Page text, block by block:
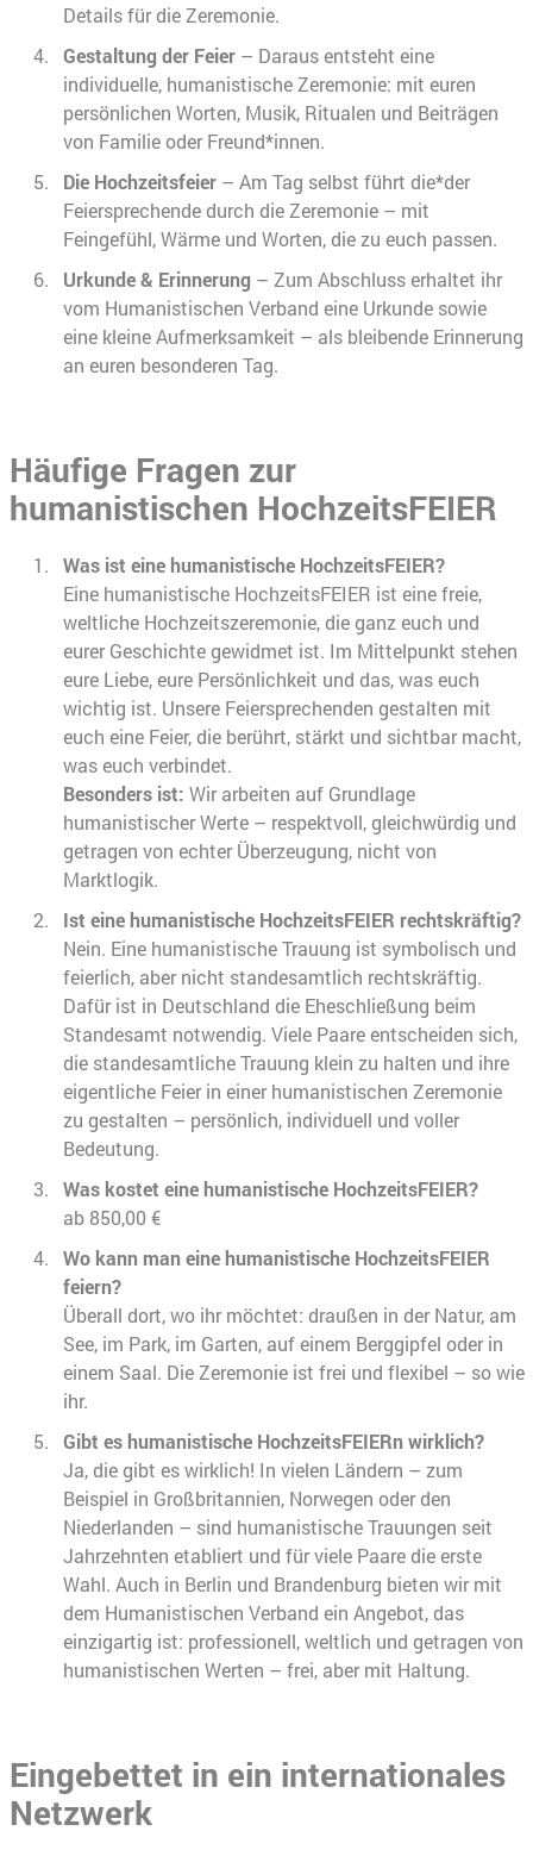
Details für die Zeremonie.
Gestaltung der Feier– Daraus entsteht eine
individuelle, humanistische Zeremonie: mit euren
persönlichen Worten, Musik, Ritualen und Beiträgen
von Familie oder Freund*innen.
Die Hochzeitsfeier– Am Tag selbst führt die*der
Feiersprechende durch die Zeremonie – mit
Feingefühl, Wärme und Worten, die zu euch passen.
Urkunde & Erinnerung – Zum Abschluss erhaltet ihr
vom Humanistischen Verband eine Urkunde sowie
eine kleine Aufmerksamkeit – als bleibende Erinnerung
an euren besonderen Tag.
Häufige Fragen zur
humanistischen HochzeitsFEIER
Was ist eine humanistische HochzeitsFEIER?
Eine humanistische HochzeitsFEIER ist eine freie,
weltliche Hochzeitszeremonie, die ganz euch und
eurer Geschichte gewidmet ist. Im Mittelpunkt stehen
eure Liebe, eure Persönlichkeit und das, was euch
wichtig ist. Unsere Feiersprechenden gestalten mit
euch eine Feier, die berührt, stärkt und sichtbar macht,
was euch verbindet.
Besonders ist: Wir arbeiten auf Grundlage
humanistischer Werte – respektvoll, gleichwürdig und
getragen von echter Überzeugung, nicht von
Marktlogik.
Ist eine humanistische HochzeitsFEIER rechtskräftig?
Nein. Eine humanistische Trauung ist symbolisch und
feierlich, aber nicht standesamtlich rechtskräftig.
Dafür ist in Deutschland die Eheschließung beim
Standesamt notwendig. Viele Paare entscheiden sich,
die standesamtliche Trauung klein zu halten und ihre
eigentliche Feier in einer humanistischen Zeremonie
zu gestalten – persönlich, individuell und voller
Bedeutung.
Was kostet eine humanistische HochzeitsFEIER?
ab 850,00 €
Wo kann man eine humanistische HochzeitsFEIER
feiern?
Überall dort, wo ihr möchtet: draußen in der Natur, am
See, im Park, im Garten, auf einem Berggipfel oder in
einem Saal. Die Zeremonie ist frei und flexibel – so wie
ihr.
Gibt es humanistische HochzeitsFEIERn wirklich?
Ja, die gibt es wirklich! In vielen Ländern – zum
Beispiel in Großbritannien, Norwegen oder den
Niederlanden – sind humanistische Trauungen seit
Jahrzehnten etabliert und für viele Paare die erste
Wahl. Auch in Berlin und Brandenburg bieten wir mit
dem Humanistischen Verband ein Angebot, das
einzigartig ist: professionell, weltlich und getragen von
humanistischen Werten – frei, aber mit Haltung.
Eingebettet in ein internationales
Netzwerk